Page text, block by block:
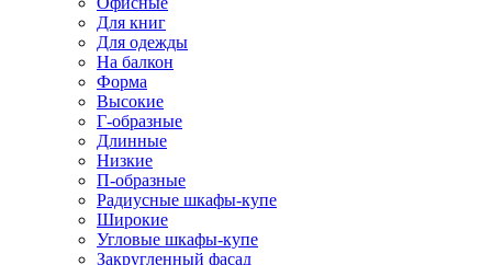
Для книг
Для одежды
На балкон
Форма
Высокие
Г-образные
Длинные
Низкие
П-образные
Радиусные шкафы-купе
Широкие
Угловые шкафы-купе
Закругленный фасад